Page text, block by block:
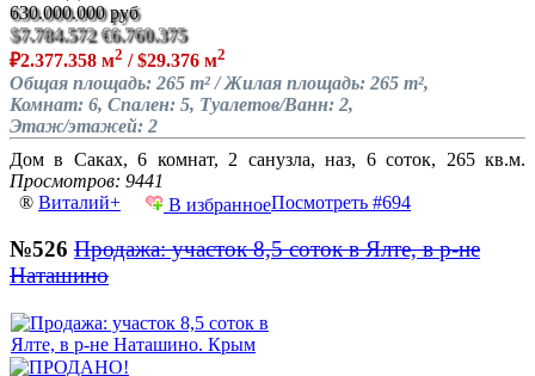
630.000.000 руб
$7.784.572 €6.760.375
₽2.377.358 м2 / $29.376 м2
Общая площадь: 265 m² / Жилая площадь: 265 m²,
Комнат: 6, Спален: 5, Туалетов/Ванн: 2,
Этаж/этажей: 2
Дом в Саках, 6 комнат, 2 санузла, наз, 6 соток, 265 кв.м.
Просмотров: 9441
® Виталий+ В избранноеПосмотреть #694
№526 Продажа: участок 8,5 соток в Ялте, в р-не
Наташино